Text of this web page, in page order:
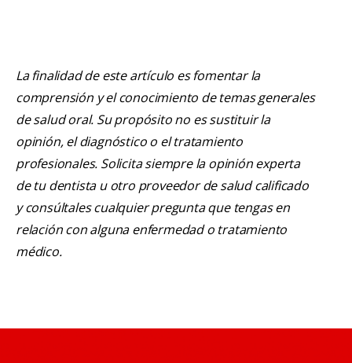
La finalidad de este artículo es fomentar la
comprensión y el conocimiento de temas generales
de salud oral. Su propósito no es sustituir la
opinión, el diagnóstico o el tratamiento
profesionales. Solicita siempre la opinión experta
de tu dentista u otro proveedor de salud calificado
y consúltales cualquier pregunta que tengas en
relación con alguna enfermedad o tratamiento
médico.